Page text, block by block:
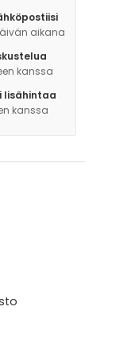
on 2,6 km
ja
aikana
kanssa
lisähintaa
kanssa